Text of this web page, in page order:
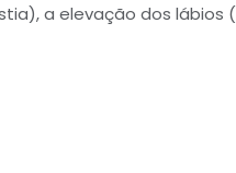
a elevação dos